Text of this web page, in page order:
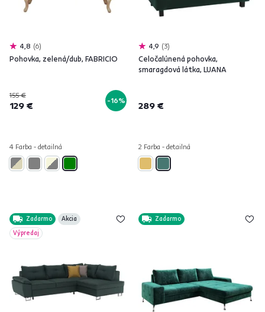
4,8 6
Pohovka, zelená/dub, FABRICIO
155 €
129 € -16%
4 Farba - detailná
4,9 3
Celočalúnená pohovka,
smaragdová látka, LUANA
289 €
2 Farba - detailná
Zadarmo
Akcia
Výpredaj
Zadarmo